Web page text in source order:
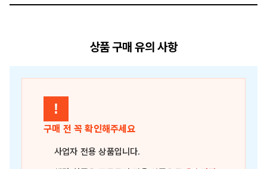
상품 구매 유의 사항
!
구매 전 꼭 확인해주세요
사업자 전용 상품입니다.